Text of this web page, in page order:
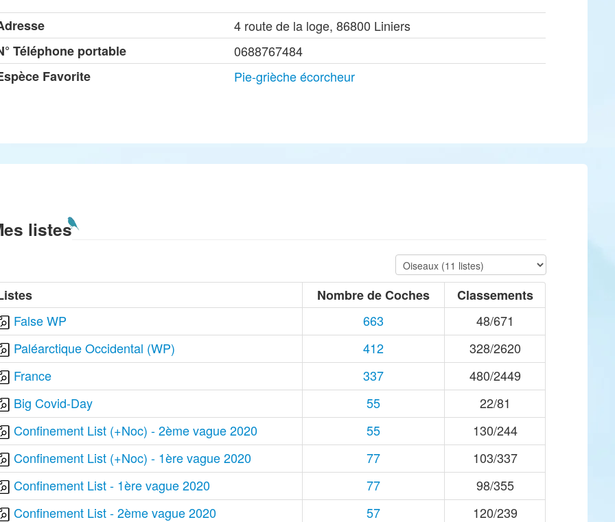
4 route de la loge, 86800 Liniers
Téléphone portable
0688767484
Favorite
Pie-grièche écorcheur
listes
Nombre de Coches
Classements
False WP
663
48/671
Paléarctique Occidental (WP)
412
328/2620
France
337
480/2449
Big Covid-Day
55
22/81
Confinement List (+Noc) - 2ème vague 2020
55
130/244
Confinement List (+Noc) - 1ère vague 2020
77
103/337
Confinement List - 1ère vague 2020
77
98/355
Confinement List - 2ème vague 2020
57
120/239